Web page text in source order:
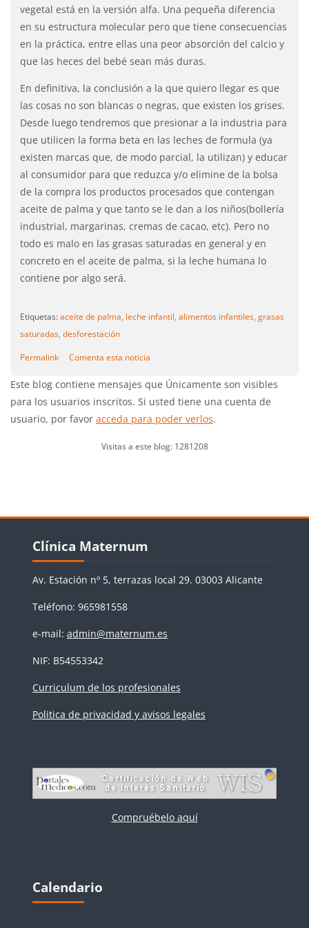
vegetal está en la versión alfa. Una pequeña diferencia
en su estructura molecular pero que tiene consecuencias
en la práctica, entre ellas una peor absorción del calcio y
que las heces del bebé sean más duras.
En definitiva, la conclusión a la que quiero llegar es que
las cosas no son blancas o negras, que existen los grises.
Desde luego tendremos que presionar a la industria para
que utilicen la forma beta en las leches de formula (ya
existen marcas que, de modo parcial, la utilizan) y educar
al consumidor para que reduzca y/o elimine de la bolsa
de la compra los productos procesados que contengan
aceite de palma y que tanto se le dan a los niños(bollería
industrial, margarinas, cremas de cacao, etc). Pero no
todo es malo en las grasas saturadas en general y en
concreto en el aceite de palma, si la leche humana lo
contiene por algo será.
Etiquetas:aceite de palma, leche infantil, alimentos infantiles, grasas
saturadas, desforestación
Permalink Comenta esta noticia
Este blog contiene mensajes que Únicamente son visibles
para los usuarios inscritos. Si usted tiene una cuenta de
usuario, por favor acceda para poder verlos.
Visitas a este blog: 1281208
Bloques
Clínica Maternum
Av. Estación nº 5, terrazas local 29. 03003 Alicante
Teléfono: 965981558
e-mail: admin@maternum.es
NIF: B54553342
Curriculum de los profesionales
Politica de privacidad y avisos legales
Compruébelo aquí
Bloques
Calendario